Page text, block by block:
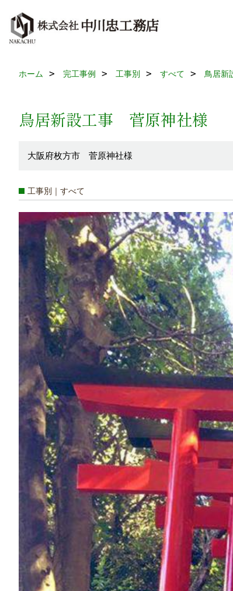
ホーム 完工事例 工事別 すべて 鳥居新
鳥居新設工事 菅原神社様
大阪府枚方市 菅原神社様
工事別｜すべて